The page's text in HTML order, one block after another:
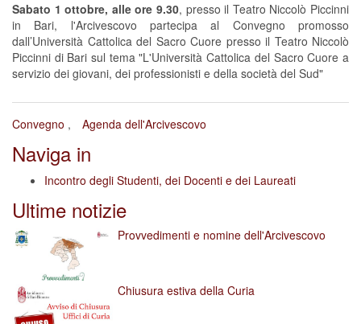
Sabato 1 ottobre, alle ore 9.30, presso il Teatro Niccolò Piccinni
in Bari, l'Arcivescovo partecipa al Convegno promosso
dall’Università Cattolica del Sacro Cuore presso il Teatro Niccolò
Piccinni di Bari sul tema "L'Università Cattolica del Sacro Cuore a
servizio dei giovani, dei professionisti e della società del Sud"
Convegno Agenda dell'Arcivescovo
Naviga in
Incontro degli Studenti, dei Docenti e dei Laureati
Ultime notizie
Provvedimenti e nomine dell'Arcivescovo
Chiusura estiva della Curia